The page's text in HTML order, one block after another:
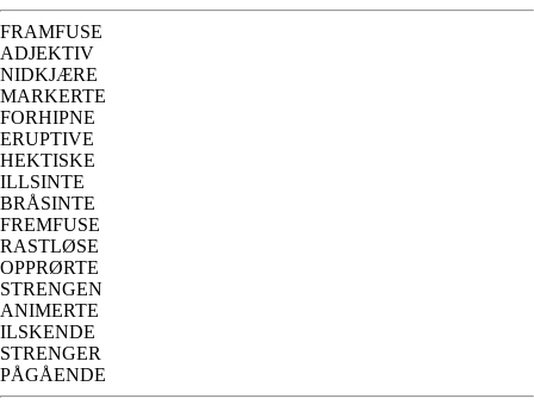
FRAMFUSE
ADJEKTIV
NIDKJÆRE
MARKERTE
FORHIPNE
ERUPTIVE
HEKTISKE
ILLSINTE
BRÅSINTE
FREMFUSE
RASTLØSE
OPPRØRTE
STRENGEN
ANIMERTE
ILSKENDE
STRENGER
PÅGÅENDE